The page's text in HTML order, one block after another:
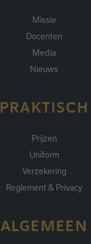
Missie
Docenten
Media
Nieuws
PRAKTISCH
Prijzen
Uniform
Verzekering
Reglement & Privacy
ALGEMEEN